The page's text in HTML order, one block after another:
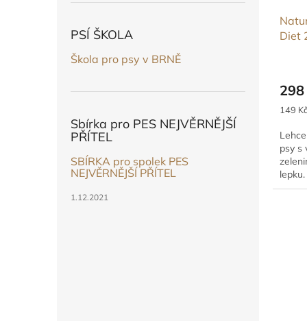
PSÍ ŠKOLA
Škola pro psy v BRNĚ
Sbírka pro PES NEJVĚRNĚJŠÍ
PŘÍTEL
SBÍRKA pro spolek PES
NEJVĚRNĚJŠÍ PŘÍTEL
1.12.2021
Diet
298
Měrná
149
psy s
svaly